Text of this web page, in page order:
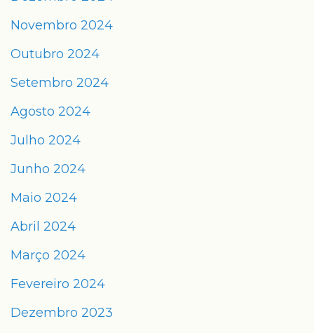
Novembro 2024
Outubro 2024
Setembro 2024
Agosto 2024
Julho 2024
Junho 2024
Maio 2024
Abril 2024
Março 2024
Fevereiro 2024
Dezembro 2023